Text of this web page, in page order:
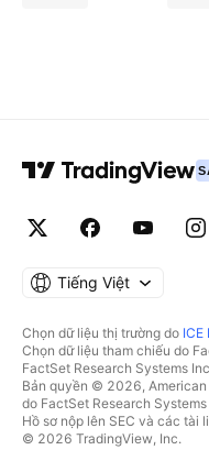
Tiếng Việt
Chọn dữ liệu thị trường do ICE
Chọn dữ liệu tham chiếu do
FactSet Research Systems
Bản quyền © 2026, American
do FactSet Research
Hồ sơ nộp lên SEC và các tài
© 2026 TradingView, Inc.